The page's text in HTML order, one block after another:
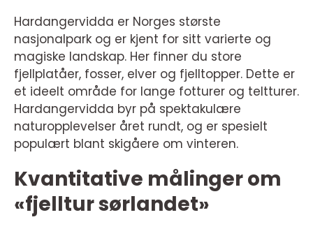
Hardangervidda er Norges største
nasjonalpark og er kjent for sitt varierte og
magiske landskap. Her finner du store
fjellplatåer, fosser, elver og fjelltopper. Dette er
et ideelt område for lange fotturer og teltturer.
Hardangervidda byr på spektakulære
naturopplevelser året rundt, og er spesielt
populært blant skigåere om vinteren.
Kvantitative målinger om
«fjelltur sørlandet»